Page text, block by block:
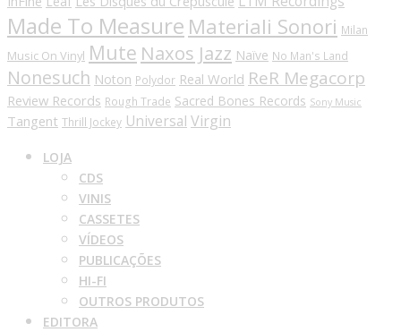
Made To Measure Materiali Sonori Milan
Music On Vinyl Mute Naxos Jazz Naïve No Man's Land
Nonesuch Noton Polydor Real World ReR Megacorp
Review Records Rough Trade Sacred Bones Records Sony Music
Tangent Thrill Jockey Universal Virgin
LOJA
CDS
VINIS
CASSETES
VÍDEOS
PUBLICAÇÕES
HI-FI
OUTROS PRODUTOS
EDITORA